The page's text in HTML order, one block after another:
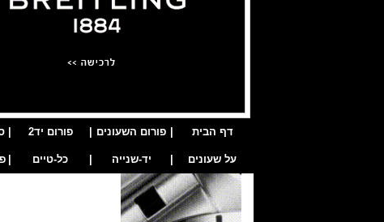
דף הבית פורום השעונים פורום יד2
על שעונים יד-שנייה כל-טיים